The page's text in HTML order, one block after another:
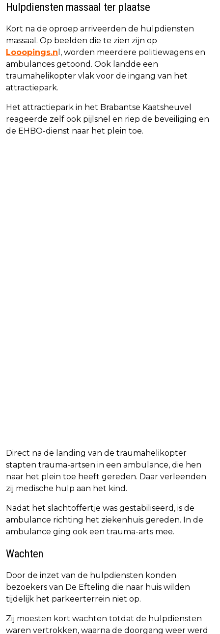
Hulpdiensten massaal ter plaatse
Kort na de oproep arriveerden de hulpdiensten
massaal. Op beelden die te zien zijn op
Looopings.n l, worden meerdere politiewagens en
ambulances getoond. Ook landde een
traumahelikopter vlak voor de ingang van het
attractiepark.
Het attractiepark in het Brabantse Kaatsheuvel
reageerde zelf ook pijlsnel en riep de beveiliging en
de EHBO-dienst naar het plein toe.
Direct na de landing van de traumahelikopter
stapten trauma-artsen in een ambulance, die hen
naar het plein toe heeft gereden. Daar verleenden
zij medische hulp aan het kind.
Nadat het slachtoffertje was gestabiliseerd, is de
ambulance richting het ziekenhuis gereden. In de
ambulance ging ook een trauma-arts mee.
Wachten
Door de inzet van de hulpdiensten konden
bezoekers van De Efteling die naar huis wilden
tijdelijk het parkeerterrein niet op.
Zij moesten kort wachten totdat de hulpdiensten
waren vertrokken, waarna de doorgang weer werd